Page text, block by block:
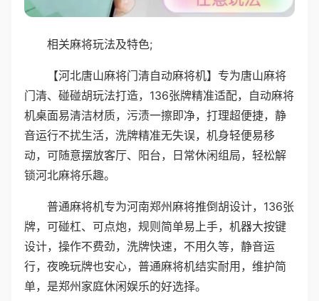
相关麻将玩法及特色;
【河北唐山麻将门清自动麻将机】专为唐山麻将
门清、碰碰胡玩法打造，136张牌精准适配，自动麻将
机桌面易清洁材质，污渍一擦即净，打理超便捷，静
音运行不扰生活，洗牌精准无失误，机身轻便易移
动，可随意摆放客厅、阳台，日常休闲组局，轻松解
锁河北麻将乐趣。
普通麻将机专为河南郑州麻将推倒胡设计，136张
牌，可碰杠、可点炮，规则简单易上手，机器大按键
设计，操作不费劲，洗牌快速，不用久等，静音运
行，夜晚玩牌也安心，普通麻将机结实耐用，维护简
单，是郑州家庭休闲娱乐的好选择。